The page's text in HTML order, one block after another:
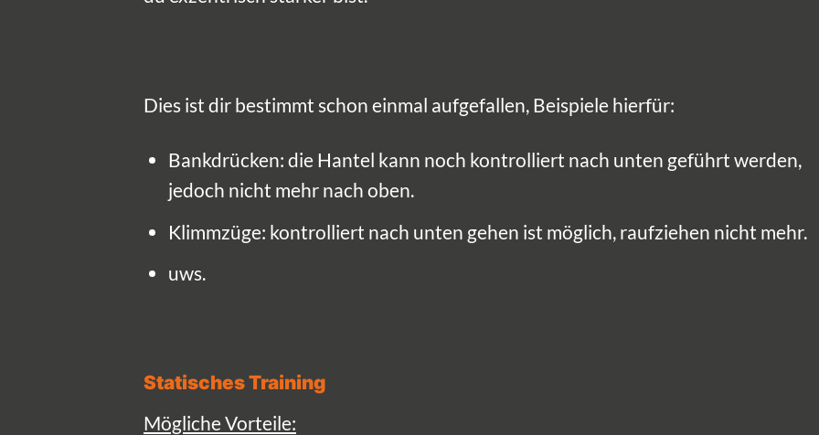
Dies ist dir bestimmt schon einmal aufgefallen, Beispiele hierfür:
Bankdrücken: die Hantel kann noch kontrolliert nach unten geführt werden,
jedoch nicht mehr nach oben.
Klimmzüge: kontrolliert nach unten gehen ist möglich, raufziehen nicht mehr.
uws.
Statisches Training
Mögliche Vorteile: